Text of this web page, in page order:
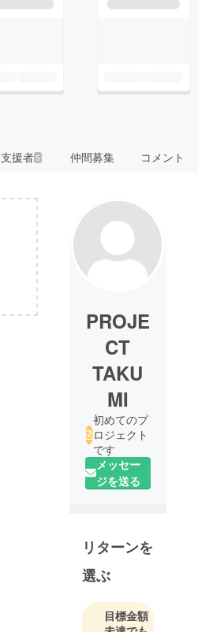
支援者5 仲間募集 コメント
PROJE
CT
TAKU
MI
初めてのプ
ロジェクト
です
メッセー
ジを送る
リターンを
選ぶ
目標金額